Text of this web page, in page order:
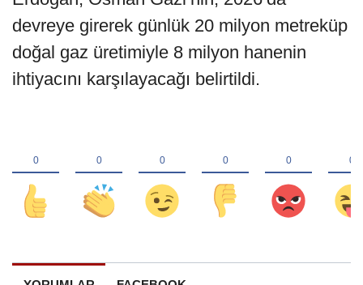
devreye girerek günlük 20 milyon metreküp
doğal gaz üretimiyle 8 milyon hanenin
ihtiyacını karşılayacağı belirtildi.